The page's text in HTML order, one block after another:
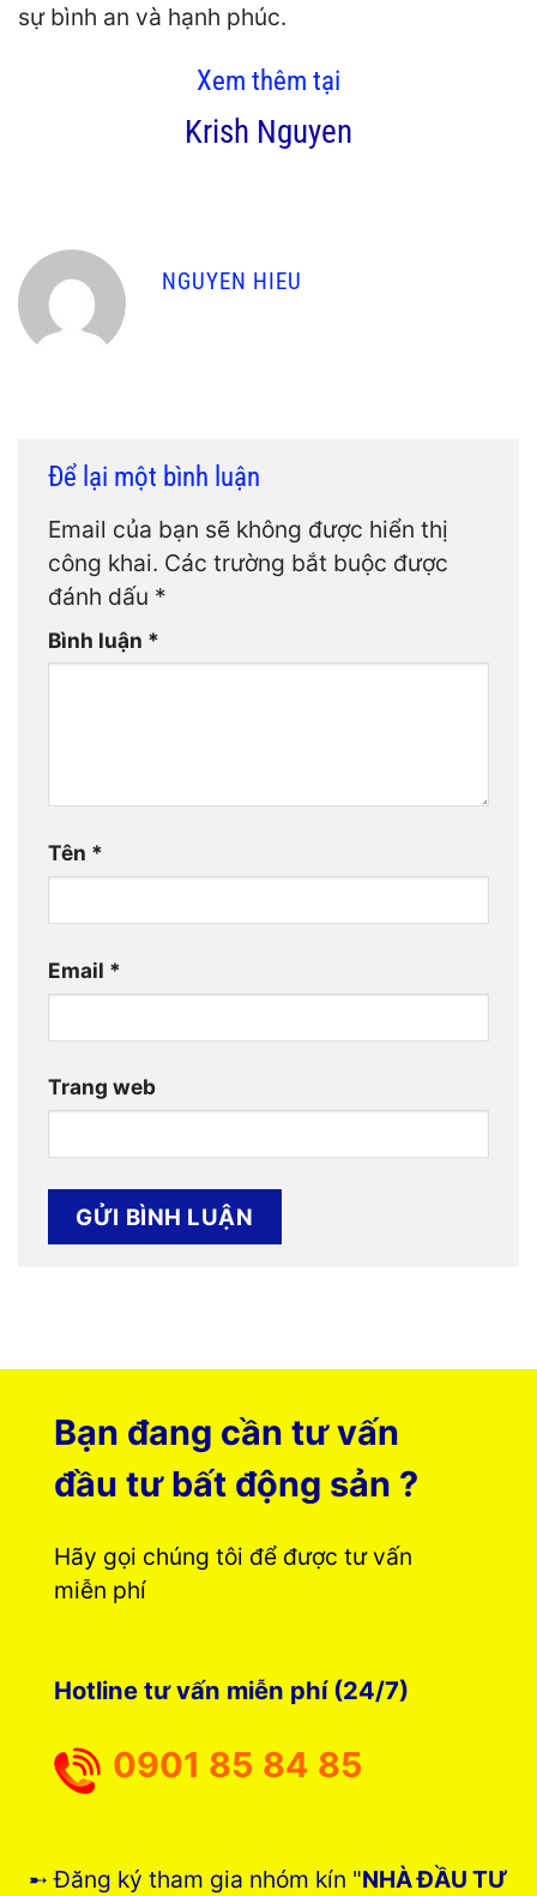
sự bình an và hạnh phúc.
Xem thêm tại
Krish Nguyen
NGUYEN HIEU
Để lại một bình luận
Email của bạn sẽ không được hiển thị
công khai. Các trường bắt buộc được
đánh dấu *
Bình luận *
Tên *
Email *
Trang web
Bạn đang cần tư vấn
đầu tư bất động sản ?
Hãy gọi chúng tôi để được tư vấn
miễn phí
Hotline tư vấn miễn phí (24/7)
0901 85 84 85
➸ Đăng ký tham gia nhóm kín "NHÀ ĐẦU TƯ